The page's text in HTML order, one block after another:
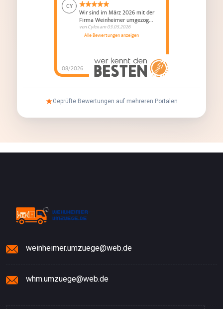
08/2026
CY
Wir sind im März 2026 mit der
Firma Weinheimer umgezog...
vonCylexam03.05.2026
Alle Bewertungen anzeigen
Weinheimer Umzüge
und Küchenmontage
Küchenmontage Bewertungen
★Geprüfte Bewertungen auf mehreren Portalen
weinheimer.umzuege@web.de
whm.umzuege@web.de